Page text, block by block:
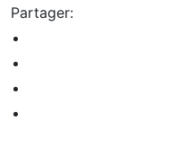
Partager: